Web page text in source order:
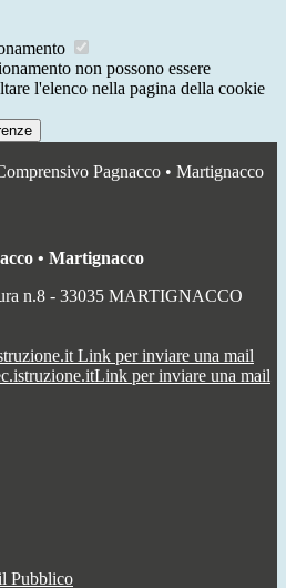
non possono essere
l'elenco nella pagina della cookie
Pagnacco • Martignacco
• Martignacco
n.8 - 33035 MARTIGNACCO
Link per inviare una mail
Link per inviare una mail
Pubblico